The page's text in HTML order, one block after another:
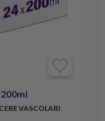
VASCOLARI